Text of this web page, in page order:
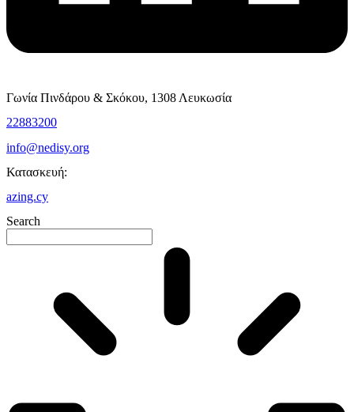
Γωνία Πινδάρου & Σκόκου, 1308 Λευκωσία
22883200
info@nedisy.org
Κατασκευή:
azing.cy
Search